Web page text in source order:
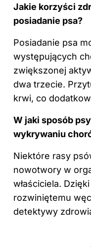
Jakie korzyści
posiadanie psa?
Posiadanie psa
występujących
zwiększonej
dwa trzecie.
krwi, co
W jaki sposób
wykrywaniu
Niektóre rasy
nowotwory w
właściciela.
rozwiniętemu
detektywy